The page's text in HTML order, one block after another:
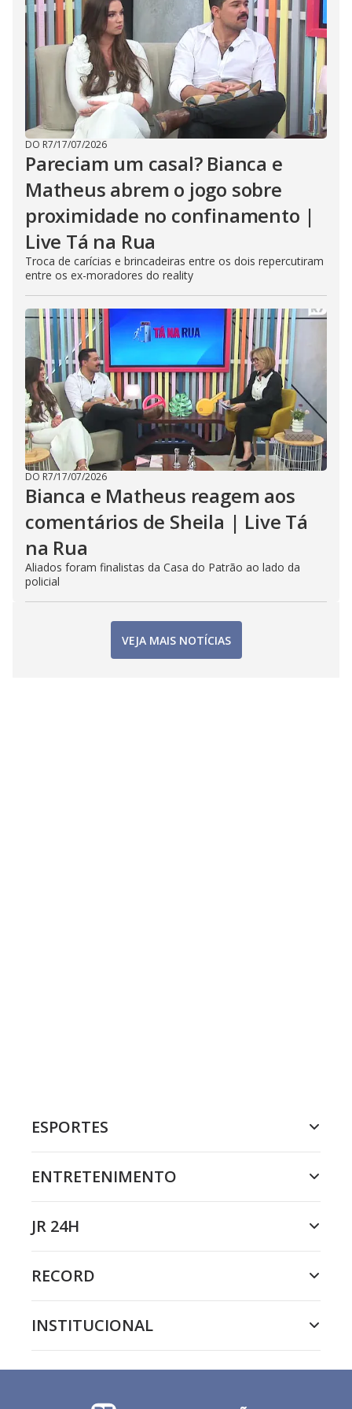
DO R7/17/07/2026
Pareciam um casal? Bianca e
Matheus abrem o jogo sobre
proximidade no confinamento |
Live Tá na Rua
Troca de carícias e brincadeiras entre os dois repercutiram
entre os ex-moradores do reality
DO R7/17/07/2026
Bianca e Matheus reagem aos
comentários de Sheila | Live Tá
na Rua
Aliados foram finalistas da Casa do Patrão ao lado da
policial
VEJA MAIS NOTÍCIAS
ESPORTES
ENTRETENIMENTO
JR 24H
RECORD
INSTITUCIONAL